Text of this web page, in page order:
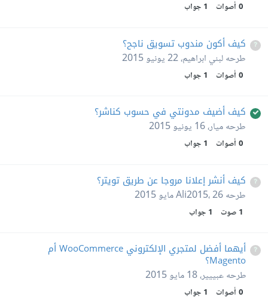
0 أصوات 1 جواب
كيف أكون مندوب تسويق ناجح؟
طرحهلبني ابراهيم،22 يونيو 2015
0 أصوات 1 جواب
كيف أضيف مدونتي في حسوب كناشر؟
طرحهميار،16 يونيو 2015
0 أصوات 1 جواب
كيف أنشر إعلانا مروجا عن طريق تويتر؟
طرحه Ali2015،26 مايو 2015
1 صوت 1 جواب
أيهما أفضل لمتجري الإلكتروني WooCommerce أم
Magento؟
طرحهعبييير،18 مايو 2015
0 أصوات 1 جواب